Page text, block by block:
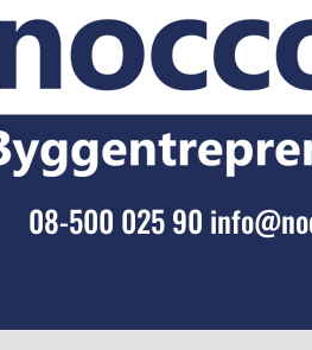
08-500 025 90